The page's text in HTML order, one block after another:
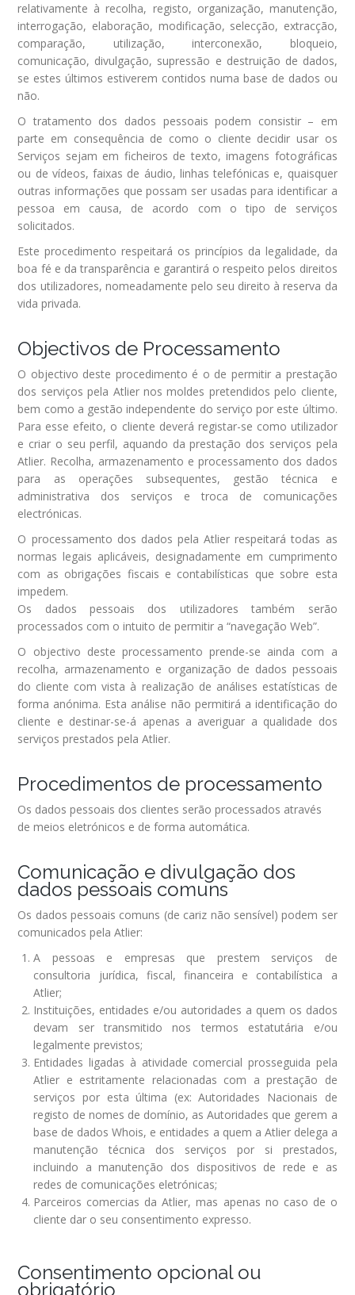
relativamente à recolha, registo, organização, manutenção,
interrogação, elaboração, modificação, selecção, extracção,
comparação, utilização, interconexão, bloqueio,
comunicação, divulgação, supressão e destruição de dados,
se estes últimos estiverem contidos numa base de dados ou
não.
O tratamento dos dados pessoais podem consistir – em
parte em consequência de como o cliente decidir usar os
Serviços sejam em ficheiros de texto, imagens fotográficas
ou de vídeos, faixas de áudio, linhas telefónicas e, quaisquer
outras informações que possam ser usadas para identificar a
pessoa em causa, de acordo com o tipo de serviços
solicitados.
Este procedimento respeitará os princípios da legalidade, da
boa fé e da transparência e garantirá o respeito pelos direitos
dos utilizadores, nomeadamente pelo seu direito à reserva da
vida privada.
Objectivos de Processamento
O objectivo deste procedimento é o de permitir a prestação
dos serviços pela Atlier nos moldes pretendidos pelo cliente,
bem como a gestão independente do serviço por este último.
Para esse efeito, o cliente deverá registar-se como utilizador
e criar o seu perfil, aquando da prestação dos serviços pela
Atlier. Recolha, armazenamento e processamento dos dados
para as operações subsequentes, gestão técnica e
administrativa dos serviços e troca de comunicações
electrónicas.
O processamento dos dados pela Atlier respeitará todas as
normas legais aplicáveis, designadamente em cumprimento
com as obrigações fiscais e contabilísticas que sobre esta
impedem.
Os dados pessoais dos utilizadores também serão
processados com o intuito de permitir a “navegação Web”.
O objectivo deste processamento prende-se ainda com a
recolha, armazenamento e organização de dados pessoais
do cliente com vista à realização de análises estatísticas de
forma anónima. Esta análise não permitirá a identificação do
cliente e destinar-se-á apenas a averiguar a qualidade dos
serviços prestados pela Atlier.
Procedimentos de processamento
Os dados pessoais dos clientes serão processados através
de meios eletrónicos e de forma automática.
Comunicação e divulgação dos
dados pessoais comuns
Os dados pessoais comuns (de cariz não sensível) podem ser
comunicados pela Atlier:
A pessoas e empresas que prestem serviços de
consultoria jurídica, fiscal, financeira e contabilística a
Atlier;
Instituições, entidades e/ou autoridades a quem os dados
devam ser transmitido nos termos estatutária e/ou
legalmente previstos;
Entidades ligadas à atividade comercial prosseguida pela
Atlier e estritamente relacionadas com a prestação de
serviços por esta última (ex: Autoridades Nacionais de
registo de nomes de domínio, as Autoridades que gerem a
base de dados Whois, e entidades a quem a Atlier delega a
manutenção técnica dos serviços por si prestados,
incluindo a manutenção dos dispositivos de rede e as
redes de comunicações eletrónicas;
Parceiros comercias da Atlier, mas apenas no caso de o
cliente dar o seu consentimento expresso.
Consentimento opcional ou
obrigatório